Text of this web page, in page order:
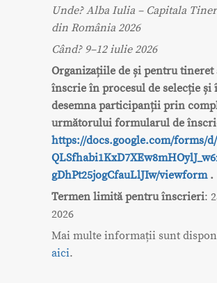
Unde? Alba Iulia – Capitala
din România 2026
Când? 9–12 iulie 2026
Organizațiile de și pentru tineret
înscrie în procesul de selecție și
desemna participanții prin
următorului formularul de
https://docs.google.com/forms/
gDhPt25jogCfauLlJIw/viewform.
Termen limită pentru înscrieri:
2026
Mai multe informații sunt
aici.